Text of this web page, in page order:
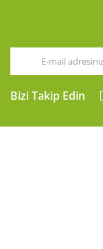
Bizi Takip Edin